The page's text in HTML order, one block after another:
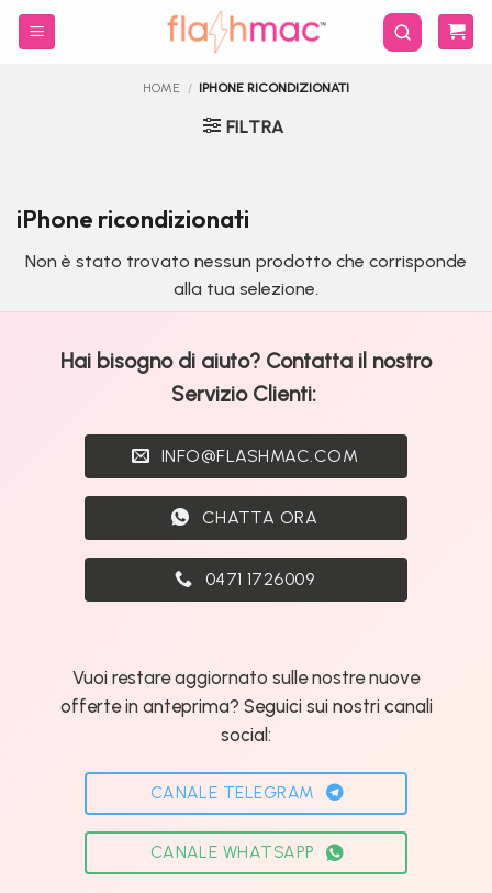
Salta
HOME / IPHONE RICONDIZIONATI
FILTRA
iPhone ricondizionati
Non è stato trovato nessun prodotto che corrisponde
alla tua selezione.
Hai bisogno di aiuto? Contatta il nostro
Servizio Clienti:
INFO@FLASHMAC.COM
CHATTA ORA
0471 1726009
Vuoi restare aggiornato sulle nostre nuove
offerte in anteprima? Seguici sui nostri canali
social:
CANALE TELEGRAM
CANALE WHATSAPP